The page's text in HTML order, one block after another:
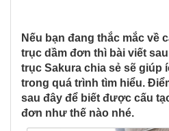
Nếu bạn đang thắc mắc về
trục dầm đơn thì bài viết
trục Sakura chia sẻ sẽ giúp
trong quá trình tìm hiểu.
sau đây để biết được cấu
đơn như thế nào nhé.